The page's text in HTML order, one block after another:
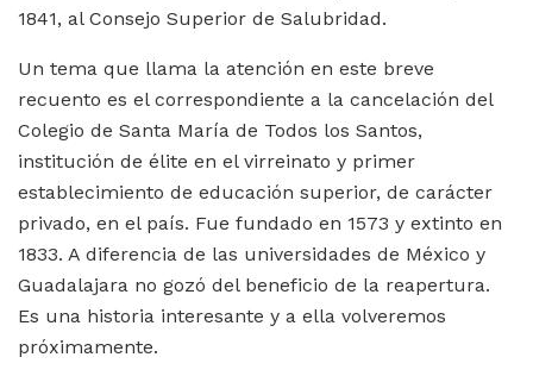
1841, al Consejo Superior de Salubridad.
Un tema que llama la atención en este breve
recuento es el correspondiente a la cancelación del
Colegio de Santa María de Todos los Santos,
institución de élite en el virreinato y primer
establecimiento de educación superior, de carácter
privado, en el país. Fue fundado en 1573 y extinto en
1833. A diferencia de las universidades de México y
Guadalajara no gozó del beneficio de la reapertura.
Es una historia interesante y a ella volveremos
próximamente.